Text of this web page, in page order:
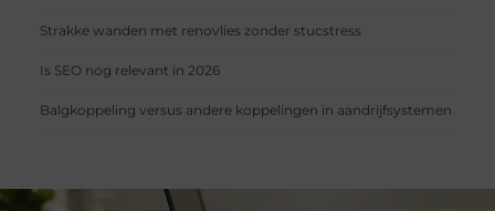
Strakke wanden met renovlies zonder stucstress
Is SEO nog relevant in 2026
Balgkoppeling versus andere koppelingen in aandrijfsystemen